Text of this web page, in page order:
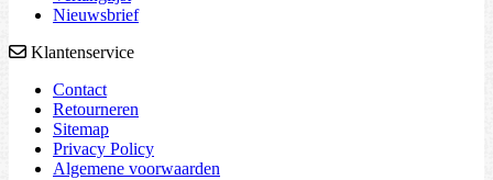
Nieuwsbrief
Klantenservice
Contact
Retourneren
Sitemap
Privacy Policy
Algemene voorwaarden